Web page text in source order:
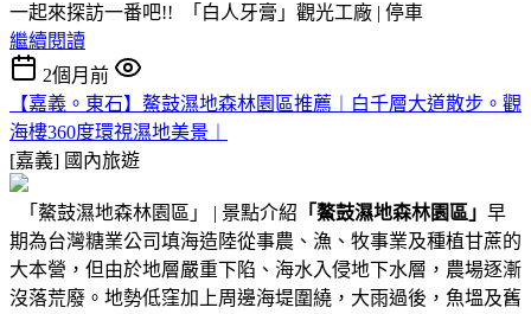
一起來探訪一番吧!! 「白人牙膏」觀光工廠 | 停車
繼續閱讀
2個月前
【嘉義。東石】鰲鼓濕地森林園區推薦︱白千層大道散步。觀
海樓360度環視濕地美景︱
[嘉義] 國內旅遊
「鰲鼓濕地森林園區」 | 景點介紹 「鰲鼓濕地森林園區」 早
期為台灣糖業公司填海造陸從事農、漁、牧事業及種植甘蔗的
大本營，但由於地層嚴重下陷、海水入侵地下水層，農場逐漸
沒落荒廢。地勢低窪加上周邊海堤圍繞，大雨過後，魚塭及舊